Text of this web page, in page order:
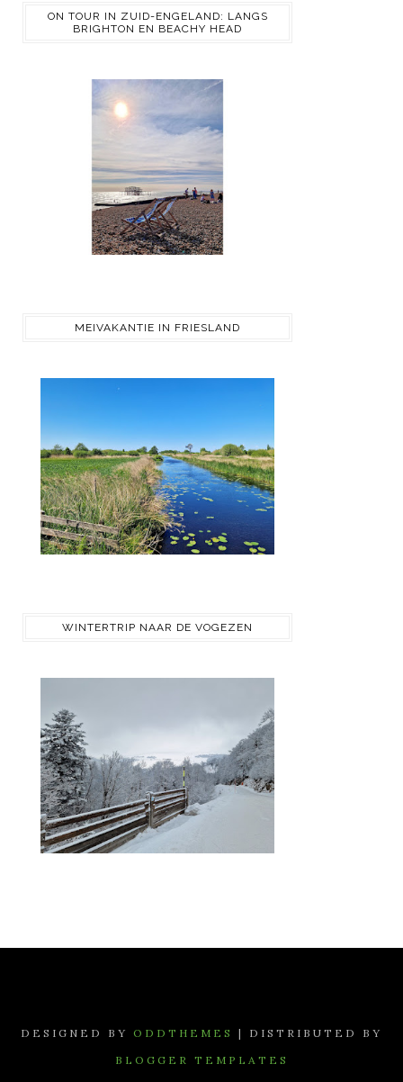
ON TOUR IN ZUID-ENGELAND: LANGS
BRIGHTON EN BEACHY HEAD
MEIVAKANTIE IN FRIESLAND
WINTERTRIP NAAR DE VOGEZEN
DESIGNED BY ODDTHEMES
| DISTRIBUTED BY
BLOGGER TEMPLATES